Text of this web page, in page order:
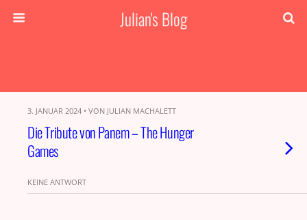
Julian's Blog
3. JANUAR 2024 • VON JULIAN MACHALETT
Die Tribute von Panem – The Hunger
Games
KEINE ANTWORT